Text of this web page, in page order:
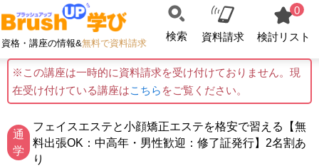
資格・講座の情報&無料で資料請求
検索 資料請求
0
検討リスト
※この講座は一時的に資料請求を受け付けておりません。現
在受け付けている講座はこちら をご覧ください。
通
学
フェイスエステと小顔矯正エステを格安で習える【無
料出張OK：中高年・男性歓迎：修了証発行】2名割あ
り